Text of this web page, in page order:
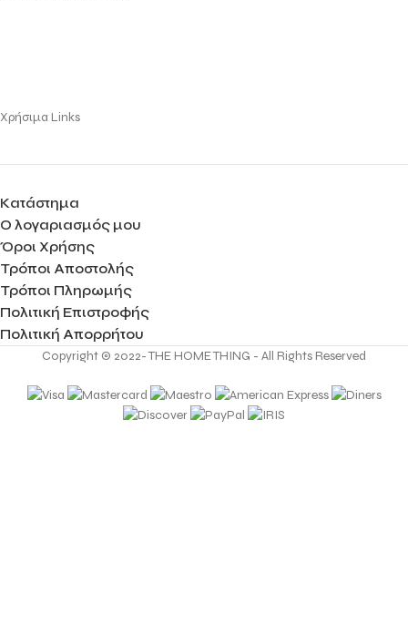
Χρήσιμα Links
Κατάστημα
Ο λογαριασμός μου
Όροι Χρήσης
Τρόποι Αποστολής
Τρόποι Πληρωμής
Πολιτική Επιστροφής
Πολιτική Απορρήτου
Copyright © 2022- THE HOME THING - All Rights Reserved